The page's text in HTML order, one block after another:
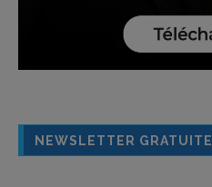
NEWSLETTER GRATUITE